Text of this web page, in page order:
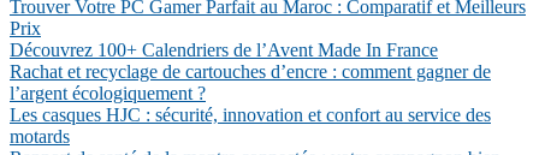
Trouver Votre PC Gamer Parfait au Maroc : Comparatif et Meilleurs
Prix
Découvrez 100+ Calendriers de l’Avent Made In France
Rachat et recyclage de cartouches d’encre : comment gagner de
l’argent écologiquement ?
Les casques HJC : sécurité, innovation et confort au service des
motards